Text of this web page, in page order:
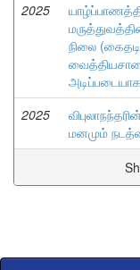
2025
நிலை
2025
மனமும்